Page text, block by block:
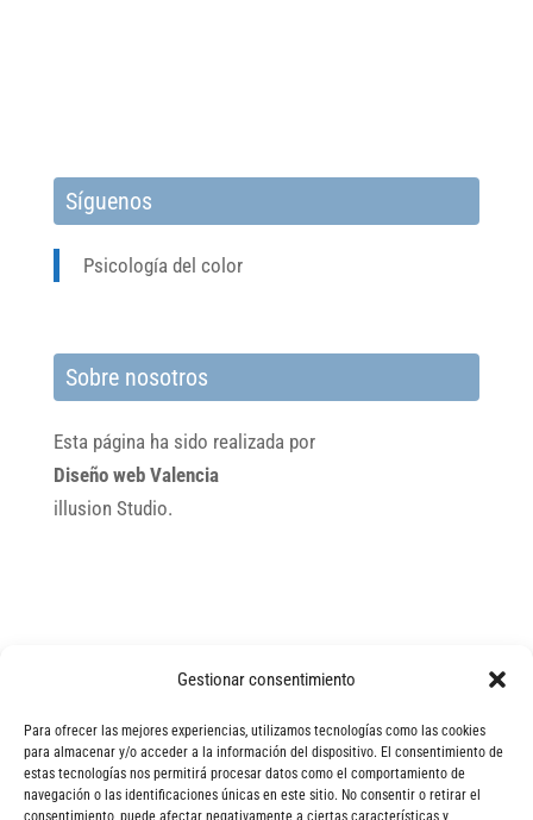
Gestionar consentimiento
Para ofrecer las mejores experiencias, utilizamos tecnologías como las cookies
para almacenar y/o acceder a la información del dispositivo. El consentimiento de
estas tecnologías nos permitirá procesar datos como el comportamiento de
navegación o las identificaciones únicas en este sitio. No consentir o retirar el
consentimiento, puede afectar negativamente a ciertas características y
Síguenos
Psicología del color
Sobre nosotros
Esta página ha sido realizada por
Diseño web Valencia
illusion Studio.